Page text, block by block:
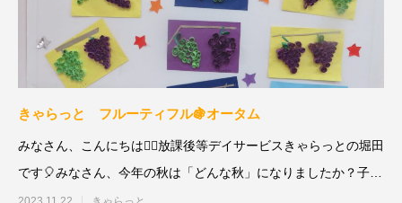
きゃらっと フルーティフル🍇オータム
みなさん、こんにちは🕵️‍♂️放課後等デイサービスきゃらっとの堀田
です🎈みなさん、今年の秋は「どんな秋」になりましたか？子ど
もた